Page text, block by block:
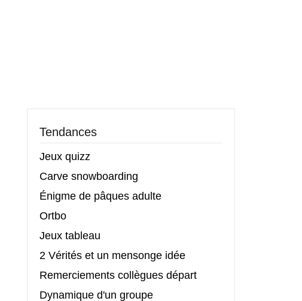
Tendances
Jeux quizz
Carve snowboarding
Énigme de pâques adulte
Ortbo
Jeux tableau
2 Vérités et un mensonge idée
Remerciements collègues départ
Dynamique d'un groupe